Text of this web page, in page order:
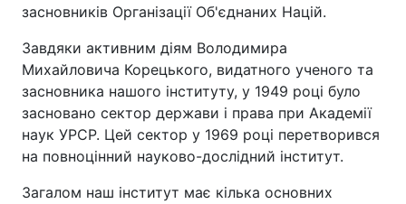
засновників Організації Об'єднаних Націй.
Завдяки активним діям Володимира
Михайловича Корецького, видатного ученого та
засновника нашого інституту, у 1949 році було
засновано сектор держави і права при Академії
наук УРСР. Цей сектор у 1969 році перетворився
на повноцінний науково-дослідний інститут.
Загалом наш інститут має кілька основних